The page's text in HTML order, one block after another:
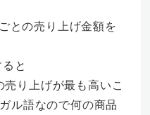
との売り上げ金額を
と
り上げが最も高いこ
ル語なので何の商品